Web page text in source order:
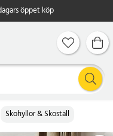
öppet köp
Skohyllor & Skoställ